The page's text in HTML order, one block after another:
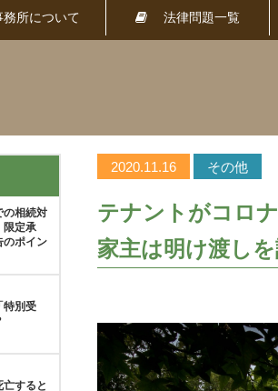
所について 法律問題一覧
2020.11.16 その他
テナントがコロ
家主は明け渡し
の相続対
定承
のポイン
特別受
亡すると